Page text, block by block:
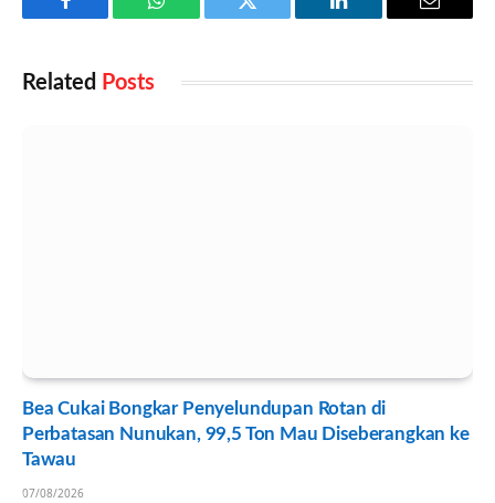
Facebook WhatsApp Twitter LinkedIn Email
Related Posts
Bea Cukai Bongkar Penyelundupan Rotan di
Perbatasan Nunukan, 99,5 Ton Mau Diseberangkan ke
Tawau
07/08/2026